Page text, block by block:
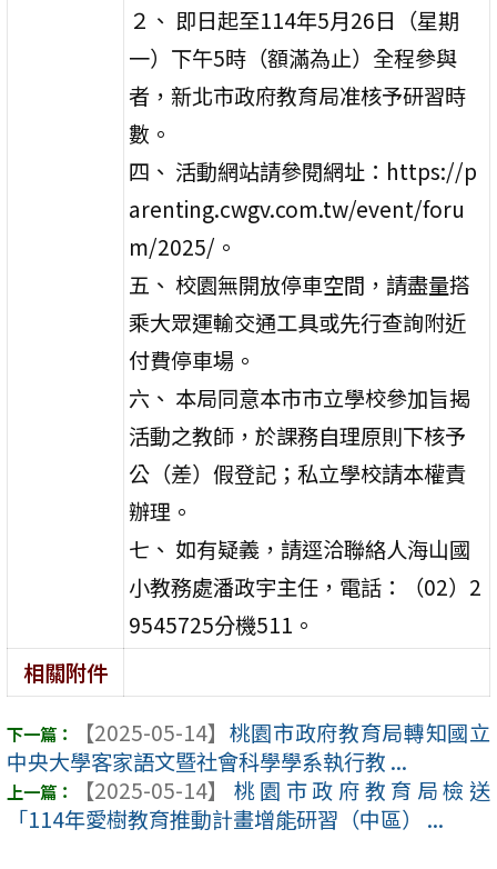
２、 即日起至114年5月26日（星期
一）下午5時（額滿為止）全程參與
者，新北市政府教育局准核予研習時
數。
四、 活動網站請參閱網址：https://p
arenting.cwgv.com.tw/event/foru
m/2025/。
五、 校園無開放停車空間，請盡量搭
乘大眾運輸交通工具或先行查詢附近
付費停車場。
六、 本局同意本市市立學校參加旨揭
活動之教師，於課務自理原則下核予
公（差）假登記；私立學校請本權責
辦理。
七、 如有疑義，請逕洽聯絡人海山國
小教務處潘政宇主任，電話：（02）2
9545725分機511。
相關附件
【2025-05-14】 桃園市政府教育局轉知國立
中央大學客家語文暨社會科學學系執行教 ...
【2025-05-14】
桃園市政府教育局檢送
「114年愛樹教育推動計畫增能研習（中區） ...